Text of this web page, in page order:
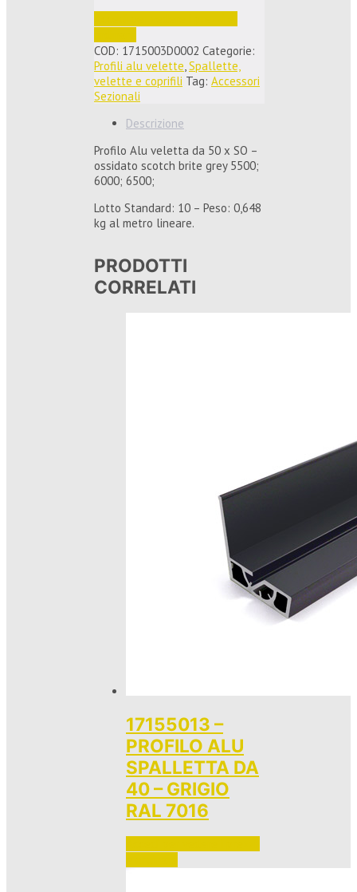
COD: 1715003D0002 Categorie:
Profili alu velette,Spallette,
velette e coprifili Tag: Accessori
Sezionali
Descrizione
Profilo Alu veletta da 50 x SO –
ossidato scotch brite grey 5500;
6000; 6500;
Lotto Standard: 10 – Peso: 0,648
kg al metro lineare.
PRODOTTI
CORRELATI
17155013 –
PROFILO ALU
SPALLETTA DA
40 – GRIGIO
RAL 7016